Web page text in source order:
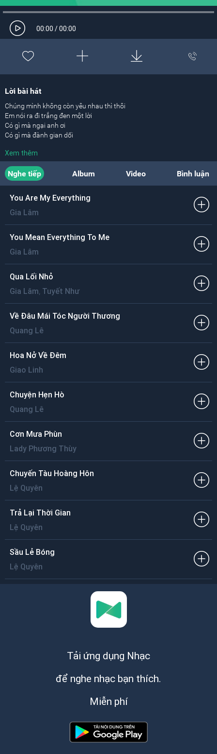
00:00 /00:00
Lời bài hát
Chúng mình không còn yêu nhau thì thôi
Em nói ra đi trắng đen một lời
Có gì mà ngại anh ơi
Có gì mà đành gian dối
Anh cũng như em sướng vui được gì
Em về trọn tình duyên mới
Còn anh đi cưới vợ là xong.
Kỷ niệm chôn kín trong tim
Đời sẽ đổi thay và tình yêu xoá mờ
Duyên tình không vẹn xa nhau là hơn
Gian díu chi thêm đớn đau tủi hờn
Tình không thương xin đừng lụy vương.
Xem thêm
Nghe tiếp Album Video Bình luận
You Are My Everything
Gia Lâm
You Mean Everything To Me
Gia Lâm
Qua Lối Nhỏ
Gia Lâm, Tuyết Như
Về Đâu Mái Tóc Người Thương
Quang Lê
Hoa Nở Về Đêm
Giao Linh
Chuyện Hẹn Hò
Quang Lê
Cơn Mưa Phùn
Lady Phương Thùy
Chuyến Tàu Hoàng Hôn
Lệ Quyên
Trả Lại Thời Gian
Lệ Quyên
Sầu Lẻ Bóng
Lệ Quyên
Tải ứng dụng Nhạc
để nghe nhạc bạn thích.
Miễn phí